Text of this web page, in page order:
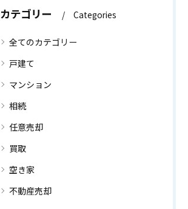
カテゴリー Categories
全てのカテゴリー
戸建て
マンション
相続
任意売却
買取
空き家
不動産売却